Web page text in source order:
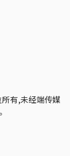
有,未经端传媒